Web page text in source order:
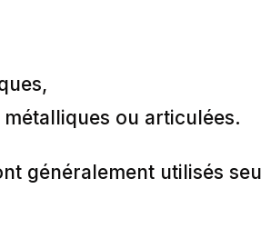
ou articulées.
généralement utilisés